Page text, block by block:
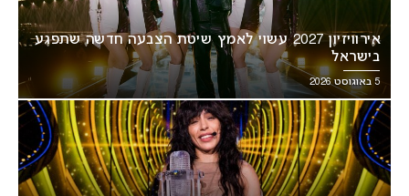
אירוויזיון 2027 עשוי לאמץ שיטת הצבעה חדשה שתפגע
בישראל
5 באוגוסט 2026